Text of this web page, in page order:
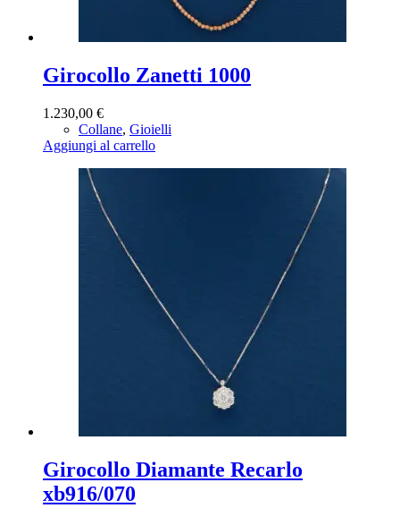
Girocollo Zanetti 1000
1.230,00 €
Collane, Gioielli
Aggiungi al carrello
Girocollo Diamante Recarlo
xb916/070